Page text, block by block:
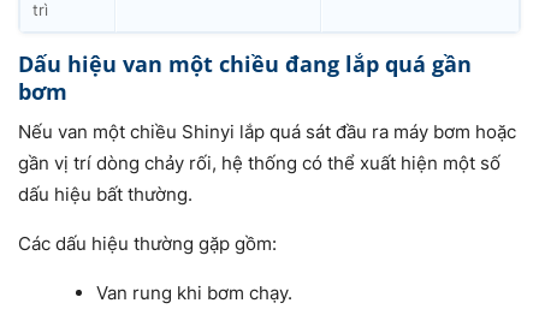
trì
Dấu hiệu van một chiều đang lắp quá gần
bơm
Nếu van một chiều Shinyi lắp quá sát đầu ra máy bơm hoặc
gần vị trí dòng chảy rối, hệ thống có thể xuất hiện một số
dấu hiệu bất thường.
Các dấu hiệu thường gặp gồm:
Van rung khi bơm chạy.